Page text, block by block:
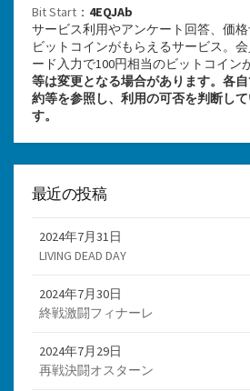
Bit Start ： 4EQJAb
サービス利用やアンケート回答、価
ビットコインがもらえるサービス。
ード入力で100円相当のビットコイン
等は変更となる場合があります。各
約等を参照し、利用の可否を判断し
す。
最近の投稿
2024年7月31日
LIVING DEAD DAY
2024年7月30日
終戦激闘フィナーレ
2024年7月29日
再戦決闘オスターン